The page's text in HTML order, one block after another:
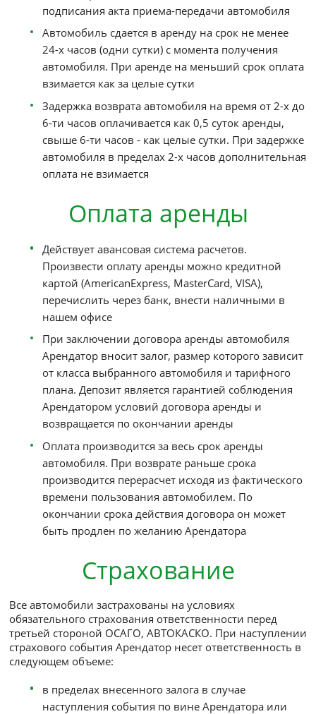
менее 25-ти лет)
Стаж вождения не менее 2-х лет (для
классов "Бизнес", "Минивен", "Люкс",
"Внедорожник" - не менее 5-ти лет)
Наличие кредитной карты
Сроки аренды
подписания акта приема-передачи
Автомобиль сдается в аренду на срок не
24-х часов (одни сутки) с момента
автомобиля. При аренде на меньший срок
взимается как за целые сутки
Задержка возврата автомобиля на время
6-ти часов оплачивается как 0,5 суток
свыше 6-ти часов - как целые сутки. При
автомобиля в пределах 2-х часов
оплата не взимается
Оплата аренды
Действует авансовая система расчетов.
Произвести оплату аренды можно
картой (AmericanExpress, MasterCard, VISA),
нашем офисе
При заключении договора аренды
Арендатор вносит залог, размер которого
от класса выбранного автомобиля и
плана. Депозит является гарантией
возвращается по окончании аренды